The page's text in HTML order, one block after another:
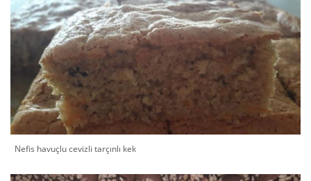
Nefis havuçlu cevizli tarçınlı kek